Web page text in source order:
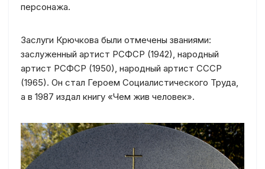
персонажа.
Заслуги Крючкова были отмечены званиями:
заслуженный артист РСФСР (1942), народный
артист РСФСР (1950), народный артист СССР
(1965). Он стал Героем Социалистического Труда,
а в 1987 издал книгу «Чем жив человек».